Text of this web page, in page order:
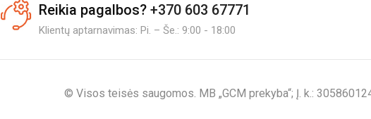
Reikia pagalbos? +370 603 67771
Klientų aptarnavimas: Pi. – Še.: 9:00 - 18:00
© Visos teisės saugomos. MB „GCM prekyba“; Į. k.: